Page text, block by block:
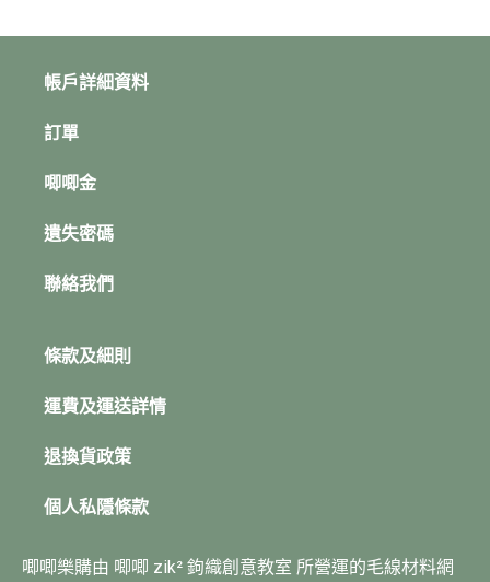
帳戶詳細資料
訂單
唧唧金
遺失密碼
聯絡我們
條款及細則
運費及運送詳情
退換貨政策
個人私隱條款
唧唧樂購由 唧唧 zik² 鉤織創意教室 所營運的毛線材料網